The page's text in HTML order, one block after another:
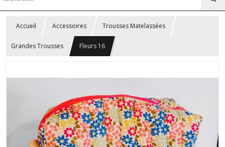
Accueil Accessoires Trousses Matelassées
Grandes Trousses Fleurs 16